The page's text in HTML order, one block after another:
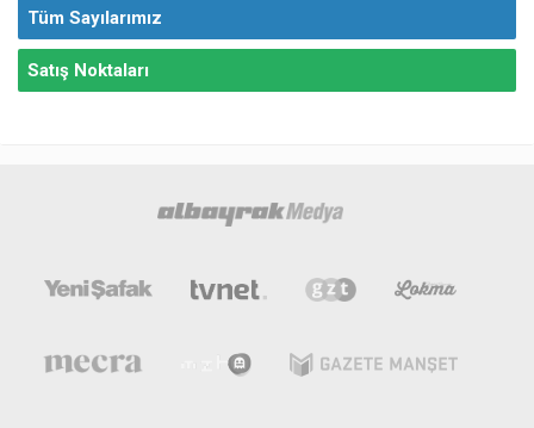
Tüm Sayılarımız
Satış Noktaları